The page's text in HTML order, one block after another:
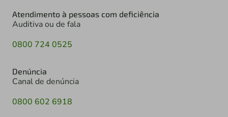
Atendimento à pessoas com deficiência
Auditiva ou de fala
0800 724 0525
Denúncia
Canal de denúncia
0800 602 6918